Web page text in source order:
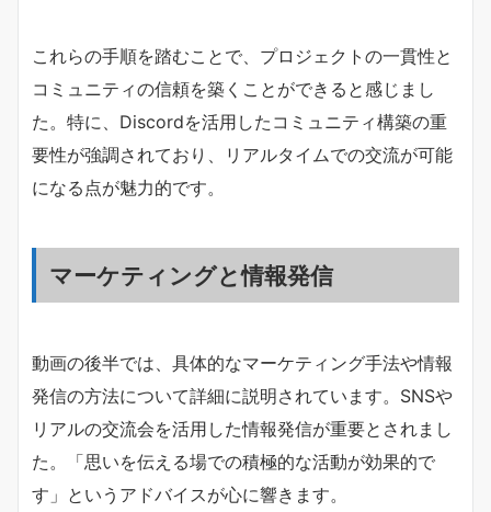
これらの手順を踏むことで、プロジェクトの一貫性と
コミュニティの信頼を築くことができると感じまし
た。特に、Discordを活用したコミュニティ構築の重
要性が強調されており、リアルタイムでの交流が可能
になる点が魅力的です。
マーケティングと情報発信
動画の後半では、具体的なマーケティング手法や情報
発信の方法について詳細に説明されています。SNSや
リアルの交流会を活用した情報発信が重要とされまし
た。「思いを伝える場での積極的な活動が効果的で
す」というアドバイスが心に響きます。